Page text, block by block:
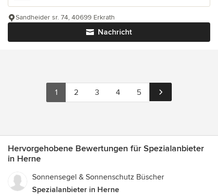
Nachricht
Sandheider sr. 74, 40699 Erkrath
1 2 3 4 5
Hervorgehobene Bewertungen für Spezialanbieter
in Herne
Sonnensegel & Sonnenschutz Büscher
Spezialanbieter in Herne